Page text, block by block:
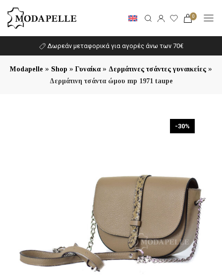
0
Δωρεάν μεταφορικά για αγορές άνω των 70€
Modapelle » Shop » Γυναίκα » Δερμάτινες τσάντες γυναικείες »
Δερμάτινη τσάντα ώμου mp 1971 taupe
-30%